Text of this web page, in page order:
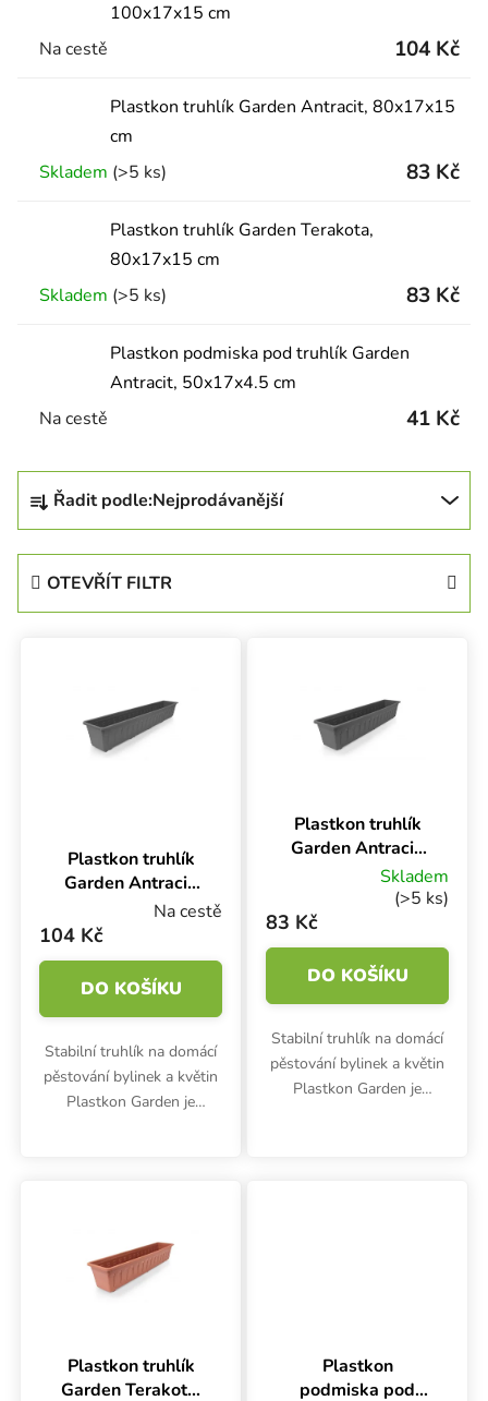
100x17x15 cm
Na cestě
104 Kč
Plastkon truhlík Garden Antracit, 80x17x15
cm
Skladem (>5 ks) 83 Kč
Plastkon truhlík Garden Terakota,
80x17x15 cm
Skladem (>5 ks) 83 Kč
Plastkon podmiska pod truhlík Garden
Antracit, 50x17x4.5 cm
Na cestě
41 Kč
Řazení produktů
Řadit podle:Nejprodávanější
OTEVŘÍT FILTR
Plastkon truhlík
Garden Antracit,
100x17x15 cm
Průměrné hodnocení produktu je 5,0 z 5
Na cestě
104 Kč
DO KOŠÍKU
Stabilní truhlík na domácí
pěstování bylinek a květin
Plastkon Garden je
Plastkon truhlík
Garden Antracit,
80x17x15 cmSkladem
(>5 ks)
83 Kč
DO KOŠÍKU
Stabilní truhlík na domácí
pěstování bylinek a květin
Plastkon Garden je
Plastkon truhlík
Garden Terakota,
Plastkon
podmiska pod